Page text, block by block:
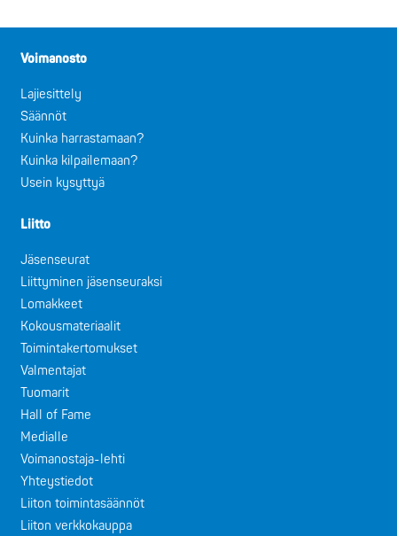
Voimanosto
Lajiesittely
Säännöt
Kuinka harrastamaan?
Kuinka kilpailemaan?
Usein kysyttyä
Liitto
Jäsenseurat
Liittyminen jäsenseuraksi
Lomakkeet
Kokousmateriaalit
Toimintakertomukset
Valmentajat
Tuomarit
Hall of Fame
Medialle
Voimanostaja-lehti
Yhteystiedot
Liiton toimintasäännöt
Liiton verkkokauppa